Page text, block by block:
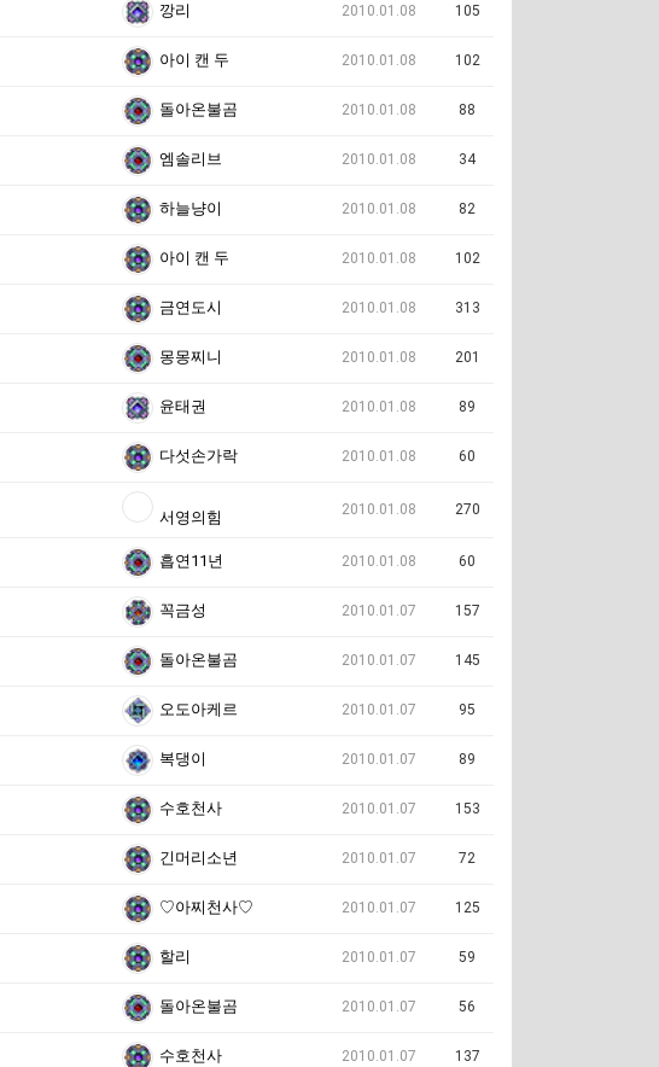
깡리 2010.01.08 105
아이 캔 두 2010.01.08 102
돌아온불곰 2010.01.08 88
엠솔리브 2010.01.08 34
하늘냥이 2010.01.08 82
아이 캔 두 2010.01.08 102
금연도시 2010.01.08 313
몽몽찌니 2010.01.08 201
윤태권 2010.01.08 89
다섯손가락 2010.01.08 60
서영의힘 2010.01.08 270
흡연11년 2010.01.08 60
꼭금성 2010.01.07 157
돌아온불곰 2010.01.07 145
오도아케르 2010.01.07 95
복댕이 2010.01.07 89
수호천사 2010.01.07 153
긴머리소년 2010.01.07 72
♡아찌천사♡ 2010.01.07 125
할리 2010.01.07 59
돌아온불곰 2010.01.07 56
수호천사 2010.01.07 137